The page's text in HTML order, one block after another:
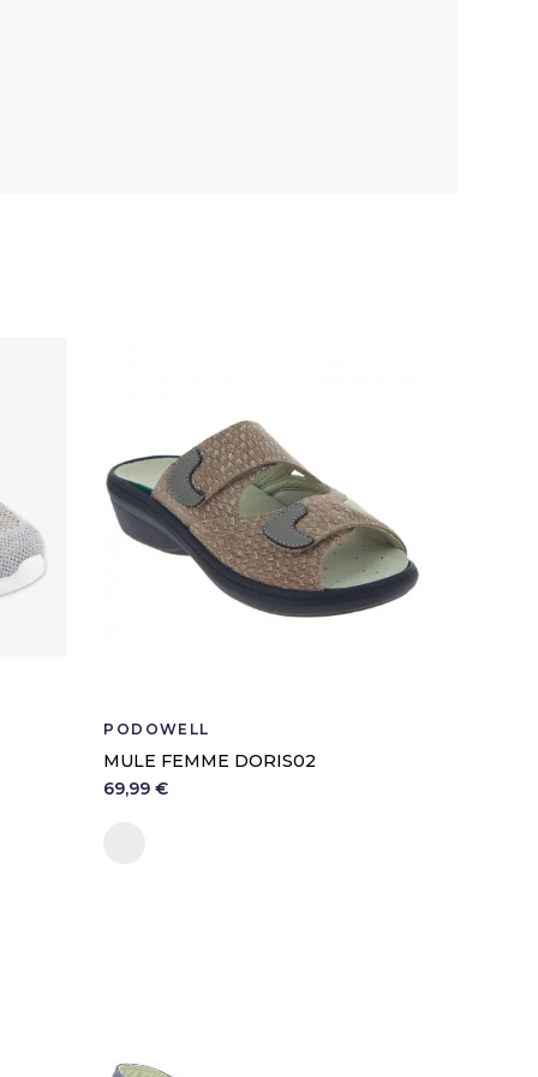
I
PODOWELL
MULE FEMME DORIS02
69,99 €